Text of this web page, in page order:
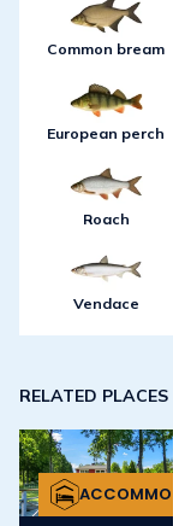
Common bream
European perch
Roach
Vendace
RELATED PLACES